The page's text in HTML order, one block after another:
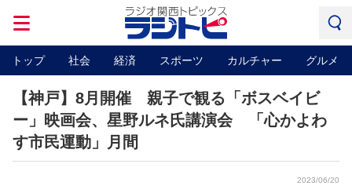
トップ 社会 経済 スポーツ カルチャー グルメ
【神戸】8月開催 親子で観る「ボスベイビ
ー」映画会、星野ルネ氏講演会 「心かよわ
す市民運動」月間
2023/06/20